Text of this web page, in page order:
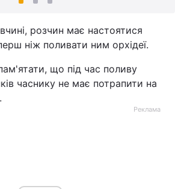
розчин має настоятися
ніж поливати ним орхідеї.
що під час поливу
часнику не має потрапити на
Реклама